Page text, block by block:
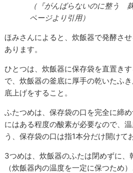
（『がんばらないのに整う
ページより引用）
ほみさんによると、炊飯器で発酵さ
あります。
ひとつは、炊飯器に保存袋を直置き
で、炊飯器の釜底に厚手の乾いたふき
底上げをすること。
ふたつめは、保存袋の口を完全に締
にはある程度の酸素が必要なので、
う、保存袋の口は指1本分だけ開けて
3つめは、炊飯器のふたは閉めずに、
（炊飯器内の温度を一定に保つため